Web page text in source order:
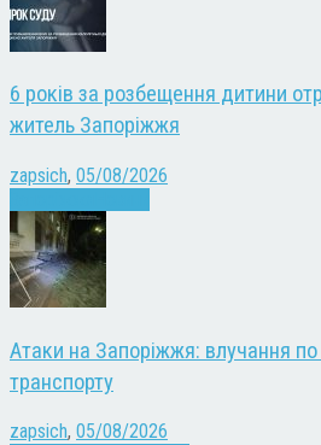
6 років за розбещення дитини
житель Запоріжжя
zapsich, 05/08/2026
Атаки на Запоріжжя: влучання по
транспорту
zapsich, 05/08/2026